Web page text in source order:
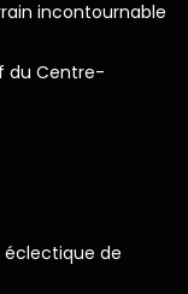
incontournable
du Centre-
éclectique de